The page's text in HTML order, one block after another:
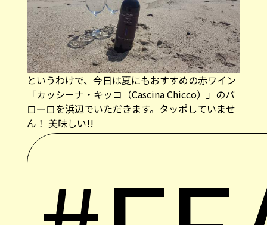
というわけで、今日は夏にもおすすめの赤ワイン
「カッシーナ・キッコ（Cascina Chicco）」のバ
ローロを浜辺でいただきます。タッポしていませ
ん！ 美味しい!!